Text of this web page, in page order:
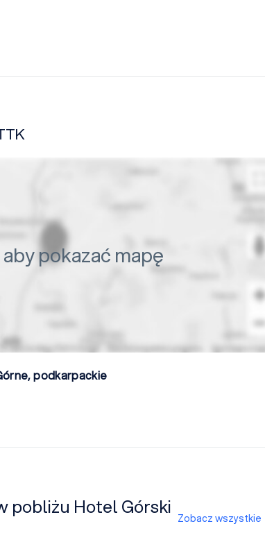
pokazać mapę
,podkarpackie
pobliżu Hotel Górski Zobacz wszystkie